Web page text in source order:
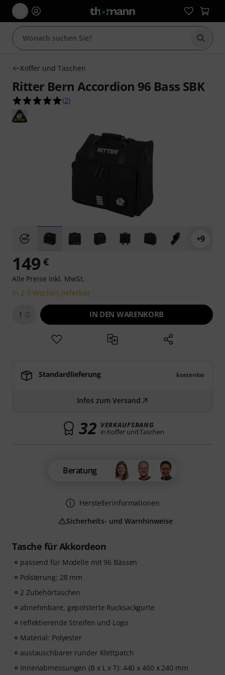
Suche
Koffer und Taschen
Ritter Bern Accordion 96 Bass SBK
5.0 von 5 Sternen aus 2 Kundenbewertungen
(2)
+9
Tasche für Akkordeon
passend für Modelle mit 96 Bässen
Polsterung: 28 mm
2 Zubehörtaschen
abnehmbare, gepolsterte Rucksackgurte
reflektierende Streifen und Logo
Material: Polyester
austauschbarer runder Klettpatch
Innenabmessungen (B x L x T): 440 x 460 x 240 mm
149 €
Alle Preise inkl. MwSt.
In 2-3 Wochen lieferbar
1 IN DEN WARENKORB
Standardlieferung kostenlos
Infos zum Versand
32 VERKAUFSRANG
in Koffer und Taschen
Beratung
Herstellerinformationen
Sicherheits- und Warnhinweise